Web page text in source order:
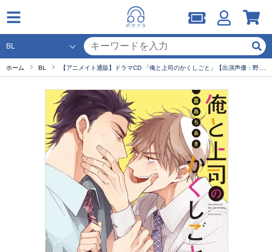
ホーム BL 【アニメイト通販】ドラマCD 「俺と上司のかくしごと」【出演声優：野島健児 江口拓也】